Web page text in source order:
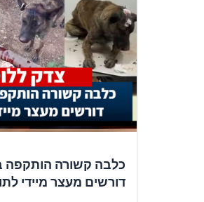
כלבה קשורה הותקפה
דורשים מעצר מיידי